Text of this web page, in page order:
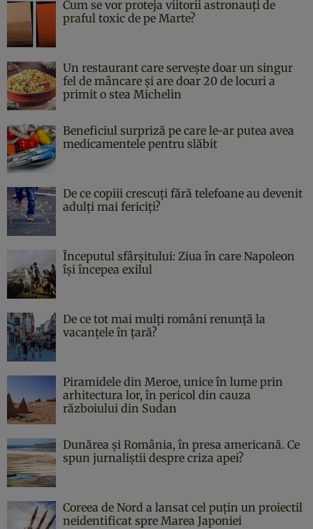
Cum se vor proteja viitorii astronauți de
praful toxic de pe Marte?
Un restaurant care servește doar un singur
fel de mâncare și are doar 20 de locuri a
primit o stea Michelin
Beneficiul surpriză pe care le-ar putea avea
medicamentele pentru slăbit
De ce copiii crescuți fără telefoane au devenit
adulți mai fericiți?
Începutul sfârşitului: Ziua în care Napoleon
îşi începea exilul
De ce tot mai mulți români renunță la
vacanțele în țară?
Piramidele din Meroe, unice în lume prin
arhitectura lor, în pericol din cauza
războiului din Sudan
Dunărea și România, în presa americană. Ce
spun jurnaliștii despre criza apei?
Coreea de Nord a lansat cel puțin un proiectil
neidentificat spre Marea Japoniei